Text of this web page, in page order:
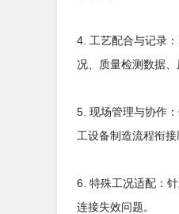
4. 工艺配合与记录
况、质量检测数据、
5. 现场管理与协作
工设备制造流程衔接
6. 特殊工况适配：
连接失效问题。